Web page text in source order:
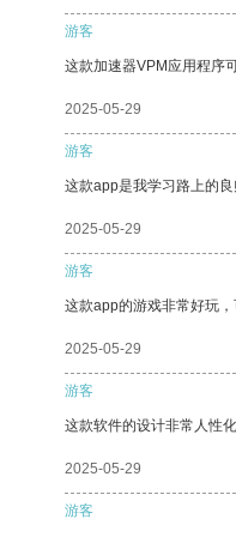
游客
这款加速器VPM应用程序
2025-05-29
游客
这款app是我学习路上的
2025-05-29
游客
这款app的游戏非常好玩，
2025-05-29
游客
这款软件的设计非常人性
2025-05-29
游客